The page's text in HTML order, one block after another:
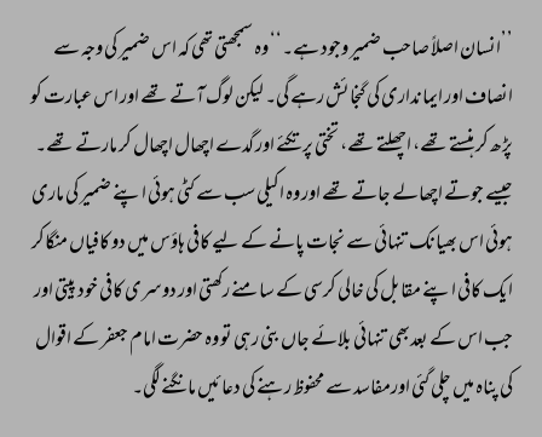
’’انسان اصلاً صاحب ضمیر وجود ہے۔‘‘ وہ سمجھتی تھی کہ اس ضمیر کی وجہ سے
انصاف اور ایمانداری کی گنجائش رہے گی۔ لیکن لوگ آتے تھے اور اس عبارت کو
پڑھ کر ہنستے تھے، اچھلتے تھے، تختی پر تکئے اور گدے اچھال اچھال کر مارتے تھے۔
جیسے جوتے اچھالے جاتے تھے اور وہ اکیلی سب سے کٹی ہوئی اپنے ضمیر کی ماری
ہوئی اس بھیانک تنہائی سے نجات پانے کے لیے کافی ہاؤس میں دو کافیاں منگاکر
ایک کافی اپنے مقابل کی خالی کرسی کے سامنے رکھتی اور دوسری کافی خود پیتی اور
جب اس کے بعدبھی تنہائی بلائے جاں بنی رہی تو وہ حضرت امام جعفر کے اقوال
کی پناہ میں چلی گئی اورمفاسد سے محفوظ رہنے کی دعائیں مانگنے لگی۔